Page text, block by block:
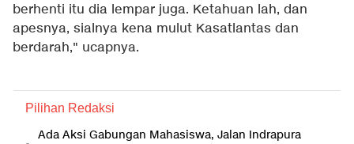
berhenti itu dia lempar juga. Ketahuan lah, dan
apesnya, sialnya kena mulut Kasatlantas dan
berdarah," ucapnya.
Pilihan Redaksi
Ada Aksi Gabungan Mahasiswa, Jalan Indrapura